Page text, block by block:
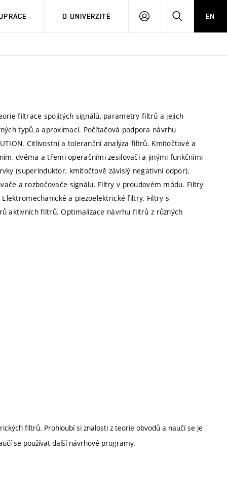
O UNIVERZITĚ
PŘIHLÁSIT HLEDATEN
filtrace spojitých signálů, parametry filtrů a jejich
typů a aproximací. Počítačová podpora návrhu
Citlivostní a toleranční analýza filtrů. Kmitočtové a
dvěma a třemi operačními zesilovači a jinými funkčními
(superinduktor, kmitočtově závislý negativní odpor).
a rozbočovače signálu. Filtry v proudovém módu. Filtry
a piezoelektrické filtry. Filtry s
aktivních filtrů. Optimalizace návrhu filtrů z různých
filtrů. Prohloubí si znalosti z teorie obvodů a naučí se je
se používat další návrhové programy.